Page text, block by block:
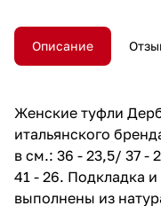
выполнены из
что повышает прочность
и придает max комфорт
Удобная колодка
под женскую стопу и
носку, а наличие
позволяет регулировать
Подходят на
стопы и небольшой +/-.
Описание
Женские туфли
итальянского
в см.: 36 - 23,5/ 37 -
41 - 26. Подкладка
выполнены из